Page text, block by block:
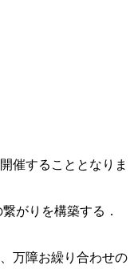
催することとなりま
がりを構築する．
万障お繰り合わせの